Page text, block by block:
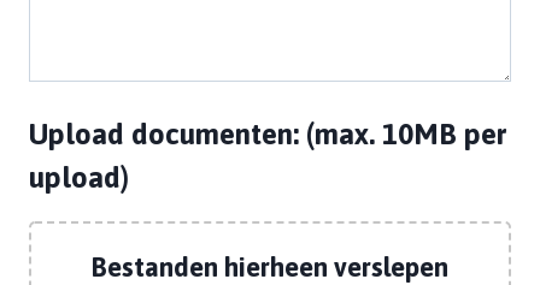
Upload documenten: (max. 10MB per
upload)
Bestanden hierheen verslepen